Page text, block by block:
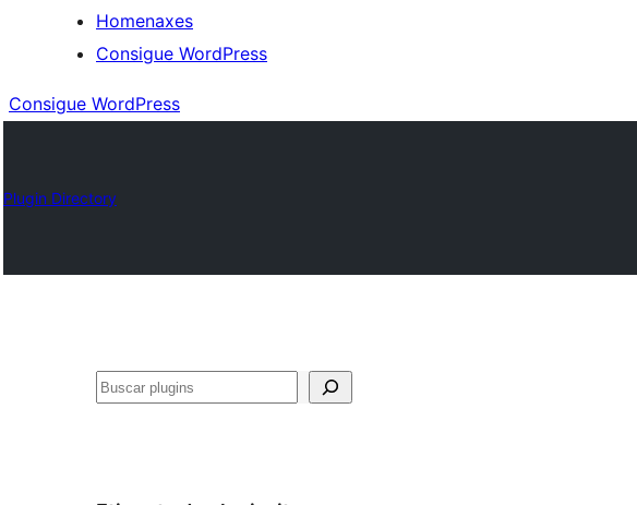
Homenaxes
Consigue WordPress
Consigue WordPress
Plugin Directory
Buscar